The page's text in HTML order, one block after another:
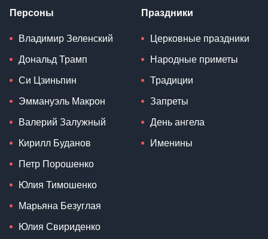
Персоны
Владимир Зеленский
Дональд Трамп
Си Цзиньпин
Эммануэль Макрон
Валерий Залужный
Кирилл Буданов
Петр Порошенко
Юлия Тимошенко
Марьяна Безуглая
Юлия Свириденко
Праздники
Церковные праздники
Народные приметы
Традиции
Запреты
День ангела
Именины